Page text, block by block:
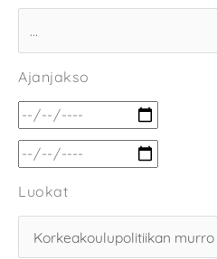
Ajanjakso
Luokat